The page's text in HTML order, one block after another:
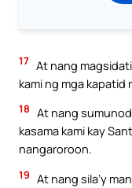
17 At nang
kami ng mga kapatid
18 At nang
kasama kami kay
nangaroroon.
19 At nang sila’y